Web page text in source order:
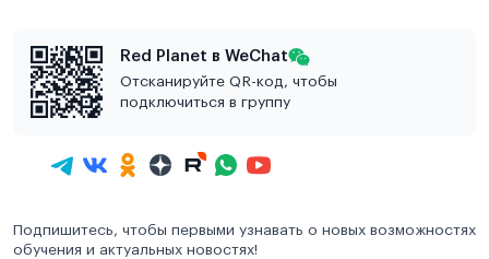
Red Planet в WeChat
Отсканируйте QR-код, чтобы
подключиться в группу
Подпишитесь, чтобы первыми узнавать о новых возможностях
обучения и актуальных новостях!